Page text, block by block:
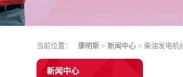
当前位置： 康明斯 > 新闻中心 > 柴油发电机
新闻中心